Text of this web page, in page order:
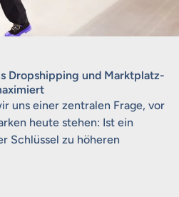
Dropshipping und Marktplatz-
uns einer zentralen Frage, vor
heute stehen: Ist ein
Schlüssel zu höheren